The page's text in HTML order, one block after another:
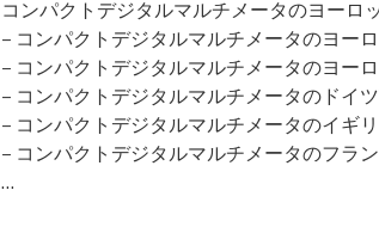
コンパクトデジタルマルチメータのヨーロ
– コンパクトデジタルマルチメータのヨー
– コンパクトデジタルマルチメータのヨー
– コンパクトデジタルマルチメータのドイ
– コンパクトデジタルマルチメータのイギ
– コンパクトデジタルマルチメータのフラ
…